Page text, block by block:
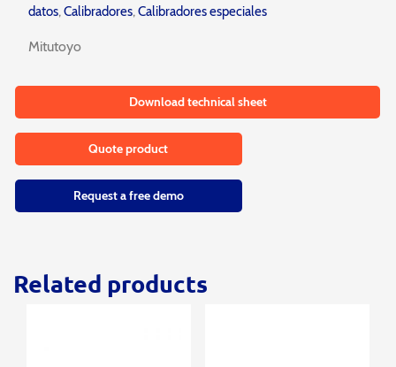
datos, Calibradores, Calibradores especiales
Mitutoyo
Download technical sheet
Quote product
Request a free demo
Related products